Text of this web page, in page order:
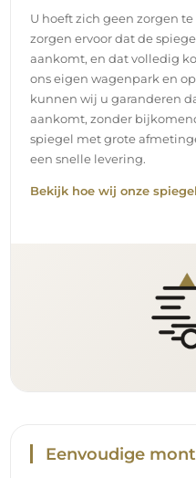
Eenvoudige
Wij staan in voor de
spiegels, terwijl de
verantwoordelijkheid valt.
montageaccessoires aan.
Lees onze installatiegids